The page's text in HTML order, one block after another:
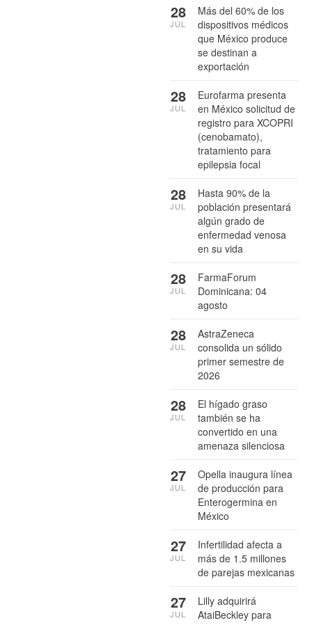
Más del 60% de los
dispositivos médicos
que México produce
se destinan a
exportación
28
JUL
Eurofarma presenta
en México solicitud de
registro para XCOPRI
(cenobamato),
tratamiento para
epilepsia focal
28
JUL
Hasta 90% de la
población presentará
algún grado de
enfermedad venosa
en su vida
28
JUL
FarmaForum
Dominicana: 04
agosto
28
JUL
AstraZeneca
consolida un sólido
primer semestre de
2026
28
JUL
El hígado graso
también se ha
convertido en una
amenaza silenciosa
28
JUL
Opella inaugura línea
de producción para
Enterogermina en
México
27
JUL
Infertilidad afecta a
más de 1.5 millones
de parejas mexicanas
27
JUL
Lilly adquirirá
AtaiBeckley para
27
JUL